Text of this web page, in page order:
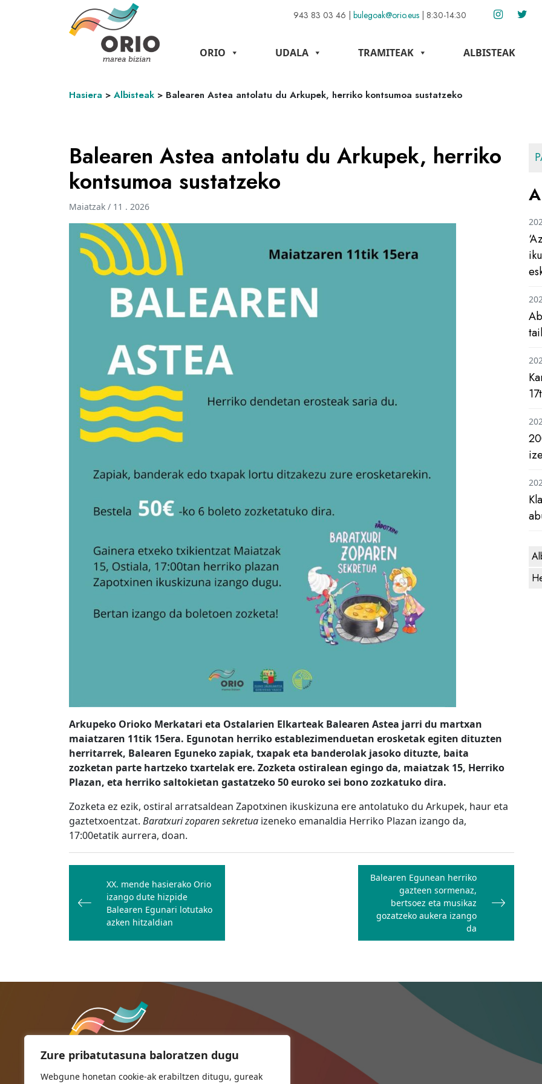
Zure pribatutasuna baloratzen dugu
Webgune honetan cookie-ak erabiltzen ditugu, gureak
943 83 03 46 | bulegoak@orio.eus | 8:30-14:30
ORIO UDALA TRAMITEAK ALBISTEAK
Hasiera > Albisteak > Balearen Astea antolatu du Arkupek, herriko kontsumoa sustatzeko
Balearen Astea antolatu du Arkupek, herriko
kontsumoa sustatzeko
Maiatzak / 11 . 2026
Arkupeko Orioko Merkatari eta Ostalarien Elkarteak Balearen Astea jarri du martxan
maiatzaren 11tik 15era. Egunotan herriko establezimenduetan erosketak egiten dituzten
herritarrek, Balearen Eguneko zapiak, txapak eta banderolak jasoko dituzte, baita
zozketan parte hartzeko txartelak ere. Zozketa ostiralean egingo da, maiatzak 15, Herriko
Plazan, eta herriko saltokietan gastatzeko 50 euroko sei bono zozkatuko dira.
Zozketa ez ezik, ostiral arratsaldean Zapotxinen ikuskizuna ere antolatuko du Arkupek, haur eta
gaztetxoentzat. Baratxuri zoparen sekretua izeneko emanaldia Herriko Plazan izango da,
17:00etatik aurrera, doan.
Bidalketetan
zehar
nabigatu
XX. mende hasierako Orio
izango dute hizpide
Balearen Egunari lotutako
azken hitzaldian
Balearen Egunean herriko
gazteen sormenaz,
bertsoez eta musikaz
gozatzeko aukera izango
da